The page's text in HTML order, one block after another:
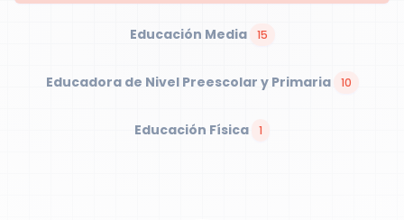
Educación Media 15
Educadora de Nivel Preescolar y Primaria 10
Educación Física 1